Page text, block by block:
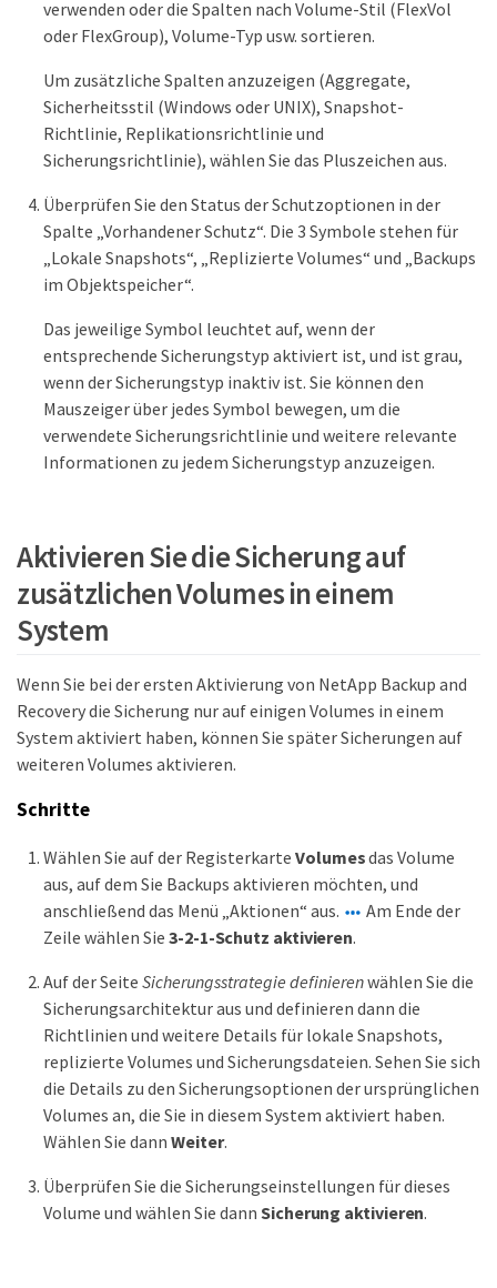
verwenden oder die Spalten nach Volume-Stil (FlexVol
oder FlexGroup), Volume-Typ usw. sortieren.
Um zusätzliche Spalten anzuzeigen (Aggregate,
Sicherheitsstil (Windows oder UNIX), Snapshot-
Richtlinie, Replikationsrichtlinie und
Sicherungsrichtlinie), wählen Sie das Pluszeichen aus.
Überprüfen Sie den Status der Schutzoptionen in der
Spalte „Vorhandener Schutz“. Die 3 Symbole stehen für
„Lokale Snapshots“, „Replizierte Volumes“ und „Backups
im Objektspeicher“.
Das jeweilige Symbol leuchtet auf, wenn der
entsprechende Sicherungstyp aktiviert ist, und ist grau,
wenn der Sicherungstyp inaktiv ist. Sie können den
Mauszeiger über jedes Symbol bewegen, um die
verwendete Sicherungsrichtlinie und weitere relevante
Informationen zu jedem Sicherungstyp anzuzeigen.
Aktivieren Sie die Sicherung auf
zusätzlichen Volumes in einem
System
Wenn Sie bei der ersten Aktivierung von NetApp Backup and
Recovery die Sicherung nur auf einigen Volumes in einem
System aktiviert haben, können Sie später Sicherungen auf
weiteren Volumes aktivieren.
Schritte
Wählen Sie auf der Registerkarte Volumesdas Volume
aus, auf dem Sie Backups aktivieren möchten, und
anschließend das Menü „Aktionen“ aus.
Am Ende der
Zeile wählen Sie 3-2-1-Schutz aktivieren.
Auf der Seite Sicherungsstrategie definierenwählen Sie die
Sicherungsarchitektur aus und definieren dann die
Richtlinien und weitere Details für lokale Snapshots,
replizierte Volumes und Sicherungsdateien. Sehen Sie sich
die Details zu den Sicherungsoptionen der ursprünglichen
Volumes an, die Sie in diesem System aktiviert haben.
Wählen Sie dann Weiter.
Überprüfen Sie die Sicherungseinstellungen für dieses
Volume und wählen Sie dann Sicherung aktivieren.